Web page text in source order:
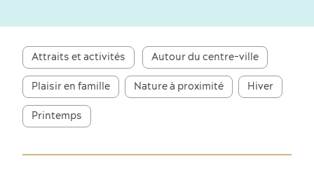
Nature à proximité
Attraits et activités Autour du centre-ville
Plaisir en famille Nature à proximité Hiver
Printemps